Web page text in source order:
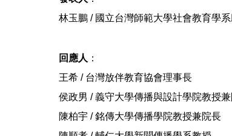
林玉鵬 / 國立台灣師範大學社會教育學
回應人 ：
王希 / 台灣放伴教育協會理事長
侯政男 / 義守大學傳播與設計學院教授
陳柏宇 / 銘傳大學傳播學院教授兼院長